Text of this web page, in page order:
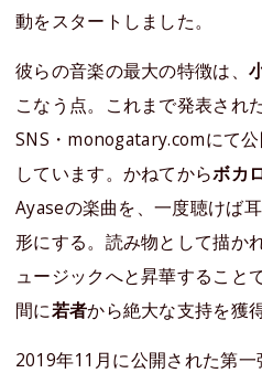
動をスタートしました。
彼らの音楽の最大の特徴は、
こなう点。これまで発表され
SNS・monogatary.comにて
しています。かねてからボカ
Ayaseの楽曲を、一度聴けば
形にする。読み物として描か
ュージックへと昇華すること
間に若者から絶大な支持を獲
2019年11月に公開された第